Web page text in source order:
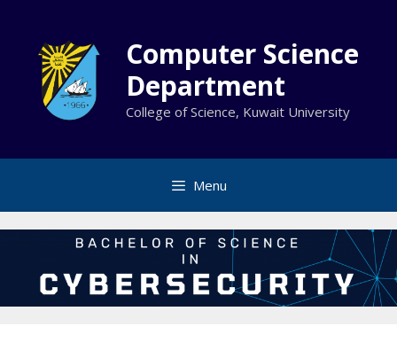
content
Computer Science
Department
College of Science, Kuwait University
Menu